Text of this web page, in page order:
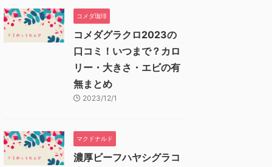
コメダ珈琲
コメダグラクロ2023の
口コミ！いつまで？カロ
リー・大きさ・エビの有
無まとめ
2023/12/1
マクドナルド
濃厚ビーフハヤシグラコ